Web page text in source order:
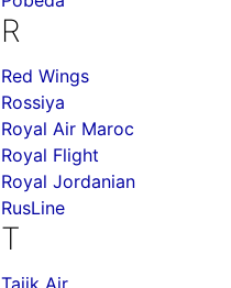
R
Red Wings
Rossiya
Royal Air Maroc
Royal Flight
Royal Jordanian
RusLine
T
Tajik Air